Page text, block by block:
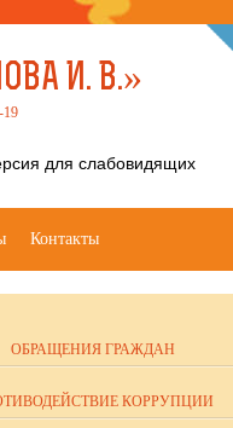
ОБРАЩЕНИЯ ГРАЖДАН
КОРРУПЦИИ
И. В.»
19
для слабовидящих
Контакты